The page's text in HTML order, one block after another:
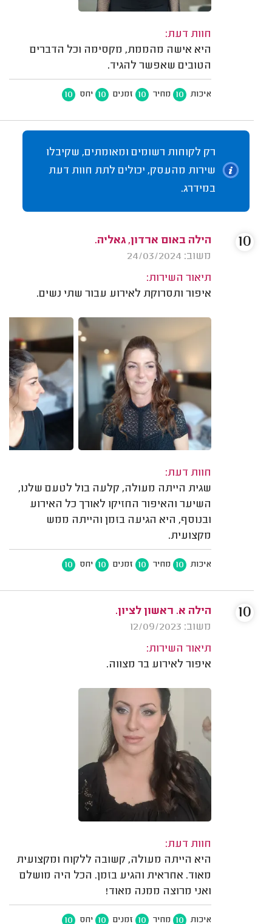
חוות דעת:
היא אישה מהממת, מקסימה וכל הדברים
הטובים שאפשר להגיד.
איכות 10 מחיר 10 זמנים 10 יחס 10
רק לקוחות רשומים ומאומתים, שקיבלו
שירות מהעסק, יכולים לתת חוות דעת
במידרג.
הילה באום ארדון, גאליה.
משוב: 24/03/2024
תיאור השירות:
איפור ותסרוקת לאירוע עבור שתי נשים.
חוות דעת:
שגית הייתה מעולה, קלעה בול לטעם שלנו,
השיער והאיפור החזיקו לאורך כל האירוע
ובנוסף, היא הגיעה בזמן והייתה ממש
מקצועית.
איכות 10 מחיר 10 זמנים 10 יחס 10
10
הילה א. ראשון לציון.
משוב: 12/09/2023
תיאור השירות:
איפור לאירוע בר מצווה.
חוות דעת:
היא הייתה מעולה, קשובה ללקוח ומקצועית
מאוד. אחראית והגיע בזמן. הכל היה מושלם
ואני מרוצה ממנה מאוד!
איכות 10 מחיר 10 זמנים 10 יחס 10
10